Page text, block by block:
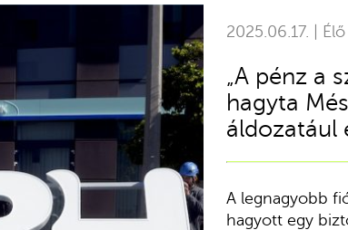
2025.06.17. | Élő
„A pénz a
hagyta
áldozatául
A legnagyobb
hagyott egy